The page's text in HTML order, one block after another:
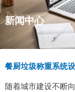
餐厨垃圾称重系统
随着城市建设不断
News
新闻中心